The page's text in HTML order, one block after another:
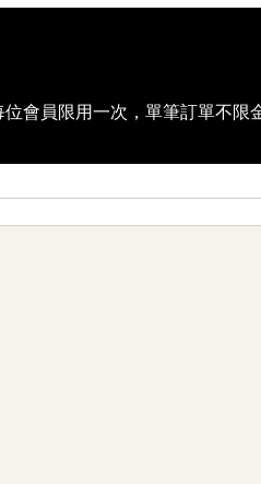
會員限用一次，單筆訂單不限